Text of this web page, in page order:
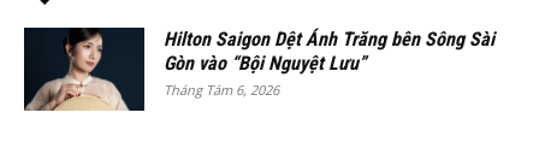
Hilton Saigon Dệt Ánh Trăng bên Sông Sài
Gòn vào “Bội Nguyệt Lưu”
Tháng Tám 6, 2026